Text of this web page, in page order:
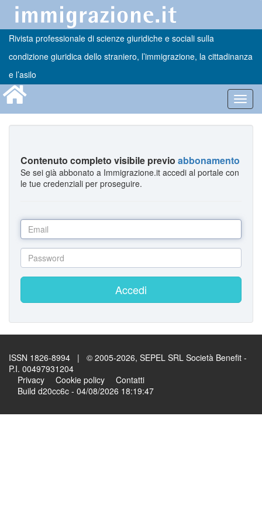
Rivista professionale di scienze giuridiche e sociali sulla
condizione giuridica dello straniero, l’immigrazione, la cittadinanza
e l’asilo
Contenuto completo visibile previo abbonamento
Se sei già abbonato a Immigrazione.it accedi al portale con
le tue credenziali per proseguire.
Accedi
ISSN 1826-8994 | © 2005-2026, SEPEL SRL Società Benefit -
P.I. 00497931204
Privacy
Cookie policy
Contatti
Build d20cc6c - 04/08/2026 18:19:47